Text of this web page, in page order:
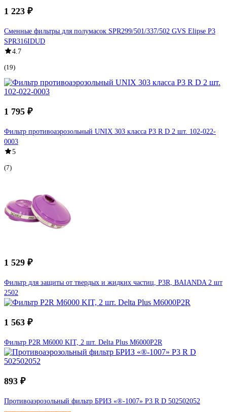
1 223 ₽
Сменные фильтры для полумасок SPR299/501/337/502 GVS Elipse P3
SPR316IDUD
4.7
(19)
1 795 ₽
Фильтр противоаэрозольный UNIX 303 класса P3 R D 2 шт. 102-022-
0003
5
(7)
1 529 ₽
Фильтр для защиты от твердых и жидких частиц, P3R, BAIANDA 2 шт
2502
1 563 ₽
Фильтр P2R M6000 KIT, 2 шт. Delta Plus M6000P2R
893 ₽
Противоаэрозольный фильтр БРИЗ «®-1007» P3 R D 502502052